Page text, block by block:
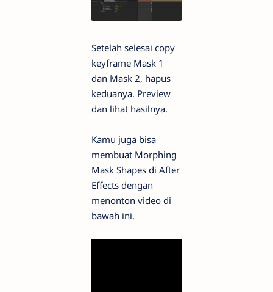
Setelah selesai copy
keyframe Mask 1
dan Mask 2, hapus
keduanya. Preview
dan lihat hasilnya.
Kamu juga bisa
membuat Morphing
Mask Shapes di After
Effects dengan
menonton video di
bawah ini.